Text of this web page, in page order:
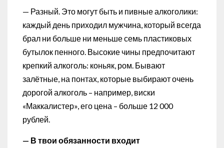
— Разный. Это могут быть и пивные алкоголики:
каждый день приходил мужчина, который всегда
брал ни больше ни меньше семь пластиковых
бутылок пенного. Высокие чины предпочитают
крепкий алкоголь: коньяк, ром. Бывают
залётные, на понтах, которые выбирают очень
дорогой алкоголь – например, виски
«Маккалистер», его цена – больше 12 000
рублей.
— В твои обязанности входит